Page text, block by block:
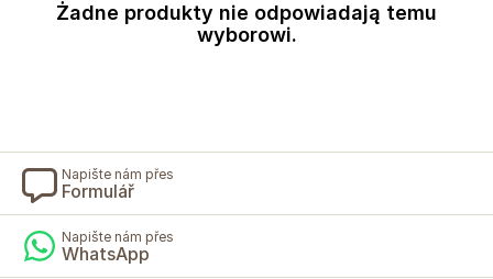
Żadne produkty nie odpowiadają temu
wyborowi.
Napište nám přes
Formulář
Napište nám přes
WhatsApp